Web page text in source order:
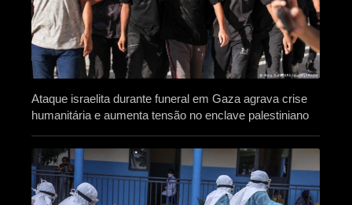
Ataque israelita durante funeral em Gaza agrava crise
humanitária e aumenta tensão no enclave palestiniano